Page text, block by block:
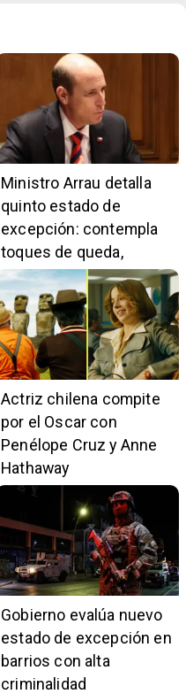
Ministro Arrau detalla
quinto estado de
excepción: contempla
toques de queda,
restricciones y
escuchas telefónicas
en zonas críticas
Actriz chilena compite
por el Oscar con
Penélope Cruz y Anne
Hathaway
Gobierno evalúa nuevo
estado de excepción en
barrios con alta
criminalidad